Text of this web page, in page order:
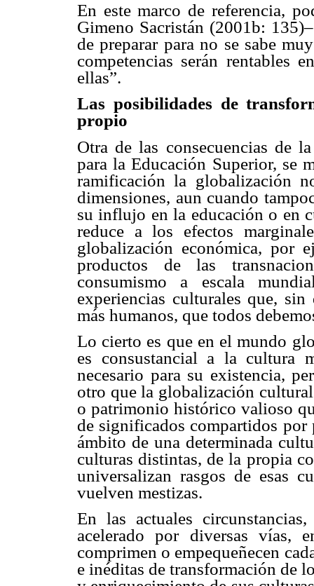
En este marco de referencia,
Gimeno Sacristán (2001b:
de preparar para no se sabe
competencias serán rentables
ellas”.
Las posibilidades de
propio
Otra de las consecuencias de
para la Educación Superior, se
ramificación la globalización
dimensiones, aun cuando
su influjo en la educación o en
reduce a los efectos
globalización económica, por
productos de las
consumismo a escala
experiencias culturales que,
más humanos, que todos
Lo cierto es que en el mundo
es consustancial a la cultura
necesario para su existencia,
otro que la globalización
o patrimonio histórico valioso
de significados compartidos por
ámbito de una determinada
culturas distintas, de la propia
universalizan rasgos de esas
vuelven mestizas.
En las actuales
acelerado por diversas
comprimen o empequeñecen
e inéditas de transformación de